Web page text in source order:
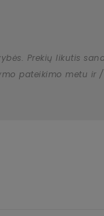
Prekių likutis
pateikimo metu ir